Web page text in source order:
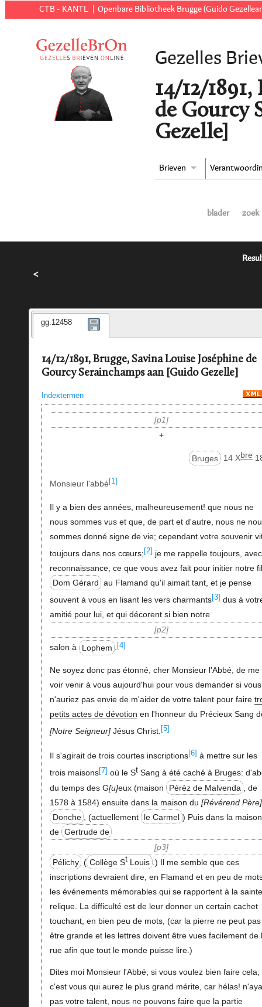
CTB - KANTL Openbare Bibliotheek Brugge (Guido
Gezelles
14/12/
de Gourcy
Gezelle]
Brieven
blader zoek
<
gg.12458
14/12/1891, Brugge, Savina Louise Joséphine de
Gourcy Serainchamps aan [Guido Gezelle]
Indextermen
p1
+
Bruges 14 Xbre
Monsieur l'abbé [1]
Il y a bien des années, malheureusement! que nous ne
nous sommes vus et que, de part et d'autre, nous ne
sommes donné signe de vie; cependant votre souvenir
toujours dans nos cœurs; [2] je me rappelle toujours, avec
reconnaissance, ce que vous avez fait pour initier notre
Dom Gérard au Flamand qu'il aimait tant, et je pense
souvent à vous en lisant les vers charmants[3] dus à
amitié pour lui, et qui décorent si bien notre
p2
salon à
Lophem . [4]
Ne soyez donc pas étonné, cher Monsieur l'Abbé, de me
voir venir à vous aujourd'hui pour vous demander si vous
n'auriez pas envie de m'aider de votre talent pour faire
petits actes de dévotion en l'honneur du Précieux Sang
Notre Seigneur Jésus Christ. [5]
Il s'agirait de trois courtes inscriptions[6] à mettre sur les
trois maisons[7] où le StSang à été caché à Bruges:
du temps des G u eux (maison Pérèz de Malvenda
, de
1578 à 1584) ensuite dans la maison du Révérend Père
Donche
, (actuellement le Carmel ) Puis dans la maison
de Gertrude de
p3
Pélichy ( Collège St Louis .) Il me semble que ces
inscriptions devraient dire, en Flamand et en peu de
les événements mémorables qui se rapportent à la sainte
relique. La difficulté est de leur donner un certain cachet
touchant, en bien peu de mots, (car la pierre ne peut pas
être grande et les lettres doivent être vues facilement de
rue afin que tout le monde puisse lire.)
Dites moi Monsieur l'Abbé, si vous voulez bien faire cela;
c'est vous qui aurez le plus grand mérite, car hélas!
pas votre talent, nous ne pouvons faire que la partie